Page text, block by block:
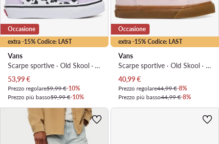
extra -15% Codice: LAST
Occasione
Vans
Scarpe sportive · Old Skool · Viola chiaro
Prezzo attuale
53,99€
Prezzo regolare59,99 €-10%
Prezzo più basso59,99 €-10%
extra -15% Codice: LAST
Occasione
Vans
Scarpe sportive · Old Skool · Rosa chiaro
Prezzo attuale
40,99€
Prezzo regolare44,99 €-8%
Prezzo più basso44,99 €-8%